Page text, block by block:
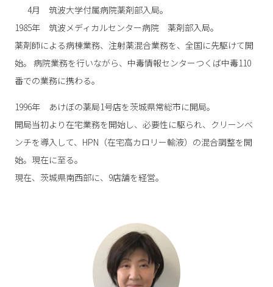
4月 筑波大学付属病院薬剤部入局。
1985年 筑波メディカルセンター病院 薬剤部入局。
薬剤師による病棟業務、注射薬混合業務を、全国に先駆けて開
始。 病院業務を行いながら、中毒情報センターつくば中毒110
番での業務に携わる。
1996年 あけぼの薬局1号店を茨城県常総市に開局。
開局当初より在宅業務を開始し、必要性に駆られ、クリーンベ
ンチを導入して、HPN（在宅高カロリー輸液）の混合調整を開
始。現在に至る。
現在、茨城県南西部に、9店舗を経営。